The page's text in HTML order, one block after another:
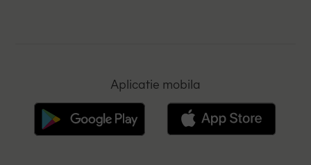
Aplicatie mobila